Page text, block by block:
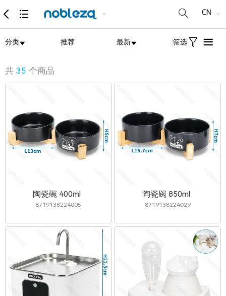
分类 推荐 最新 筛选
共 35 个商品
陶瓷碗 400ml
8719138224005
陶瓷碗 850ml
8719138224029